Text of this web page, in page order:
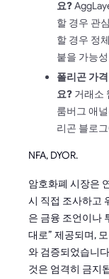
요?
할 경우 관
할 경우 정
붙을 가능
폴리곤 가
요? 거래소
룸버그 애
리곤 블로
NFA, DYOR.
암호화폐 시장은
시 직접 조사하고
은 금융 조언이나
대로” 제공되며,
와 검증되었습니
것은 엄격히 금지